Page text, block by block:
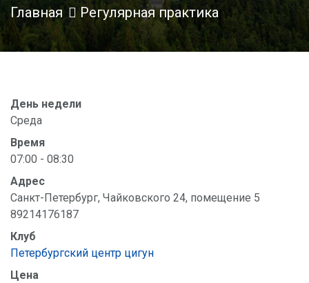
Главная Регулярная практика
День недели
Среда
Время
07:00 - 08:30
Адрес
Санкт-Петербург, Чайковского 24, помещение 5
89214176187
Клуб
Петербургский центр цигун
Цена